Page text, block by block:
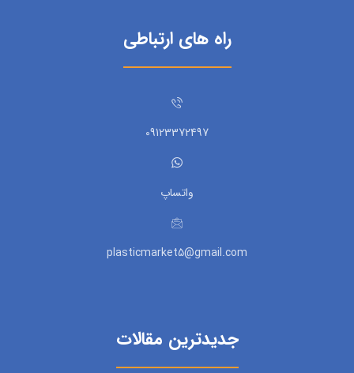
راه های ارتباطی
09123372497
واتساپ
plasticmarket5@gmail.com
جدیدترین مقالات